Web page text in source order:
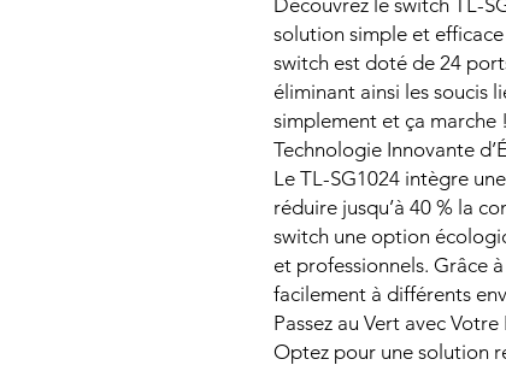
Découvrez le switch TL-
solution simple et
switch est doté de 24
éliminant ainsi les soucis
simplement et ça marche !
Technologie Innovante
Le TL-SG1024 intègre
réduire jusqu’à 40 % la
switch une option
et professionnels. Grâce
facilement à différents
Passez au Vert avec
Optez pour une solution